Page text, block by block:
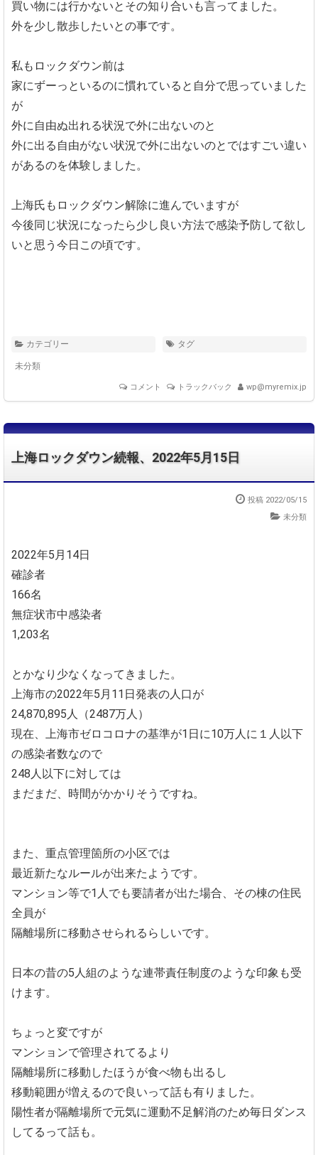
買い物には行かないとその知り合いも言ってました。
外を少し散歩したいとの事です。
私もロックダウン前は
家にずーっといるのに慣れていると自分で思っていました
が
外に自由ぬ出れる状況で外に出ないのと
外に出る自由がない状況で外に出ないのとではすごい違い
があるのを体験しました。
上海氏もロックダウン解除に進んでいますが
今後同じ状況になったら少し良い方法で感染予防して欲し
いと思う今日この頃です。
カテゴリー
未分類
タグ
コメント トラックバック wp@myremix.jp
上海ロックダウン続報、2022年5月15日
投稿 2022/05/15
未分類
2022年5月14日
確診者
166名
無症状市中感染者
1,203名
とかなり少なくなってきました。
上海市の2022年5月11日発表の人口が
24,870,895人（2487万人）
現在、上海市ゼロコロナの基準が1日に10万人に１人以下
の感染者数なので
248人以下に対しては
まだまだ、時間がかかりそうですね。
また、重点管理箇所の小区では
最近新たなルールが出来たようです。
マンション等で1人でも要請者が出た場合、その棟の住民
全員が
隔離場所に移動させられるらしいです。
日本の昔の5人組のような連帯責任制度のような印象も受
けます。
ちょっと変ですが
マンションで管理されてるより
隔離場所に移動したほうが食べ物も出るし
移動範囲が増えるので良いって話も有りました。
陽性者が隔離場所で元気に運動不足解消のため毎日ダンス
してるって話も。